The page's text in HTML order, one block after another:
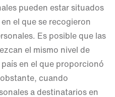
pueden estar situados
el que se recogieron
Es posible que las
el mismo nivel de
en el que proporcionó
cuando
a destinatarios en